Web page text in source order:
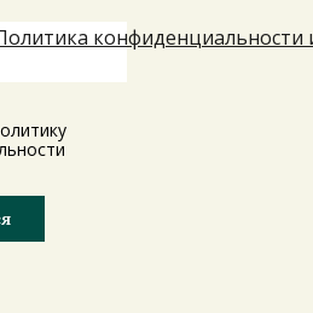
конфиденциальности